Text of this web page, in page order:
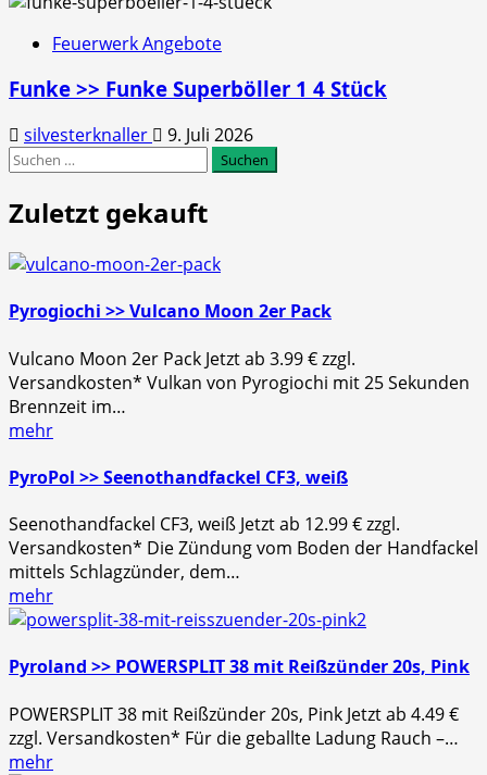
Feuerwerk Angebote
Funke >> Funke Superböller 1 4 Stück
silvesterknaller
9. Juli 2026
Suchen
Zuletzt gekauft
Pyrogiochi >> Vulcano Moon 2er Pack
Vulcano Moon 2er Pack Jetzt ab 3.99 € zzgl.
Versandkosten* Vulkan von Pyrogiochi mit 25 Sekunden
Brennzeit im…
mehr
PyroPol >> Seenothandfackel CF3, weiß
Seenothandfackel CF3, weiß Jetzt ab 12.99 € zzgl.
Versandkosten* Die Zündung vom Boden der Handfackel
mittels Schlagzünder, dem…
mehr
Pyroland >> POWERSPLIT 38 mit Reißzünder 20s, Pink
POWERSPLIT 38 mit Reißzünder 20s, Pink Jetzt ab 4.49 €
zzgl. Versandkosten* Für die geballte Ladung Rauch –…
mehr